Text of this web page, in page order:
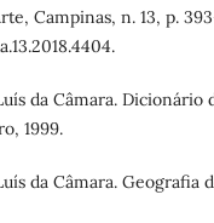
Campinas, n. 13, p.
da Câmara. Dicionário
1999.
da Câmara. Geografia